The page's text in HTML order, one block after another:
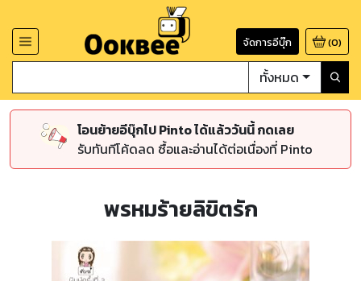
จัดการอีบุ๊ก (0)
ทั้งหมด
โอนย้ายอีบุ๊กไป Pinto ได้แล้ววันนี้ กดเลย
รับทันทีโค้ดลด ซื้อและอ่านได้ต่อเนื่องที่ Pinto
พรหมร้ายลิขิตรัก